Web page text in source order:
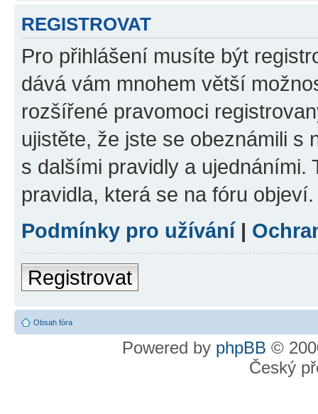
REGISTROVAT
Pro přihlášení musíte být
dává vám mnohem větší
rozšířené pravomoci
ujistěte, že jste se obeznámili s
s dalšími pravidly a ujednáními.
pravidla, která se na fóru objeví.
Podmínky pro užívání|
Registrovat
Obsah fóra
Powered by phpBB ©
Český